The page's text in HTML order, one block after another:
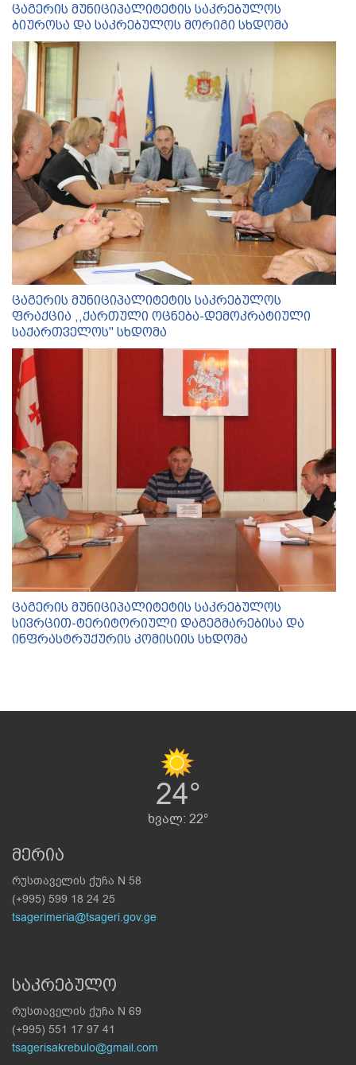
ცაგერის მუნიციპალიტეტის საკრებულოს
ბიუროსა და საკრებულოს მორიგი სხდომა
ცაგერის მუნიციპალიტეტის საკრებულოს
ფრაქცია ,,ქართული ოცნება-დემოკრატიული
საქართველოს'' სხდომა
ცაგერის მუნიციპალიტეტის საკრებულოს
სივრცით-ტერიტორიული დაგეგმარებისა და
ინფრასტრუქურის კომისიის სხდომა
24°
ხვალ: 22°
მერია
რუსთაველის ქუჩა N 58
(+995) 599 18 24 25
tsagerimeria@tsageri.gov.ge
საკრებულო
რუსთაველის ქუჩა N 69
(+995) 551 17 97 41
tsagerisakrebulo@gmail.com